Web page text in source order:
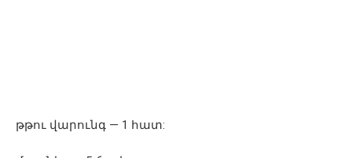
թթու վարունգ — 1 հատ: